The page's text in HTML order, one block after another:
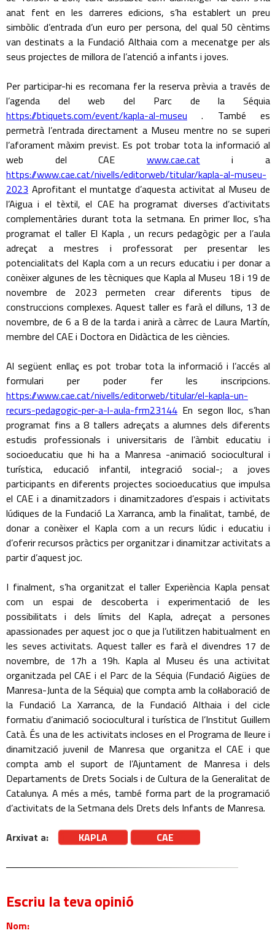
anat fent en les darreres edicions, s’ha establert un preu
simbòlic d’entrada d’un euro per persona, del qual 50 cèntims
van destinats a la Fundació Althaia com a mecenatge per als
seus projectes de millora de l’atenció a infants i joves.
Per participar-hi es recomana fer la reserva prèvia a través de
l’agenda del web del Parc de la Séquia
https://btiquets.com/event/kapla-al-museu . També es
permetrà l’entrada directament a Museu mentre no se superi
l’aforament màxim previst. Es pot trobar tota la informació al
web del CAE www.cae.cat i a
https://www.cae.cat/nivells/editorweb/titular/kapla-al-museu-
2023 Aprofitant el muntatge d’aquesta activitat al Museu de
l’Aigua i el tèxtil, el CAE ha programat diverses d’activitats
complementàries durant tota la setmana. En primer lloc, s’ha
programat el taller El Kapla , un recurs pedagògic per a l’aula
adreçat a mestres i professorat per presentar les
potencialitats del Kapla com a un recurs educatiu i per donar a
conèixer algunes de les tècniques que Kapla al Museu 18 i 19 de
novembre de 2023 permeten crear diferents tipus de
construccions complexes. Aquest taller es farà el dilluns, 13 de
novembre, de 6 a 8 de la tarda i anirà a càrrec de Laura Martín,
membre del CAE i Doctora en Didàctica de les ciències.
Al següent enllaç es pot trobar tota la informació i l’accés al
formulari per poder fer les inscripcions.
https://www.cae.cat/nivells/editorweb/titular/el-kapla-un-
recurs-pedagogic-per-a-l-aula-frm23144 En segon lloc, s’han
programat fins a 8 tallers adreçats a alumnes dels diferents
estudis professionals i universitaris de l’àmbit educatiu i
socioeducatiu que hi ha a Manresa -animació sociocultural i
turística, educació infantil, integració social-; a joves
participants en diferents projectes socioeducatius que impulsa
el CAE i a dinamitzadors i dinamitzadores d’espais i activitats
lúdiques de la Fundació La Xarranca, amb la finalitat, també, de
donar a conèixer el Kapla com a un recurs lúdic i educatiu i
d’oferir recursos pràctics per organitzar i dinamitzar activitats a
partir d’aquest joc.
I finalment, s’ha organitzat el taller Experiència Kapla pensat
com un espai de descoberta i experimentació de les
possibilitats i dels límits del Kapla, adreçat a persones
apassionades per aquest joc o que ja l’utilitzen habitualment en
les seves activitats. Aquest taller es farà el divendres 17 de
novembre, de 17h a 19h. Kapla al Museu és una activitat
organitzada pel CAE i el Parc de la Séquia (Fundació Aigües de
Manresa-Junta de la Séquia) que compta amb la col·laboració de
la Fundació La Xarranca, de la Fundació Althaia i del cicle
formatiu d’animació sociocultural i turística de l’Institut Guillem
Catà. És una de les activitats incloses en el Programa de lleure i
dinamització juvenil de Manresa que organitza el CAE i que
compta amb el suport de l’Ajuntament de Manresa i dels
Departaments de Drets Socials i de Cultura de la Generalitat de
Catalunya. A més a més, també forma part de la programació
d’activitats de la Setmana dels Drets dels Infants de Manresa.
Arxivat a:
KAPLA CAE
Escriu la teva opinió
Nom: